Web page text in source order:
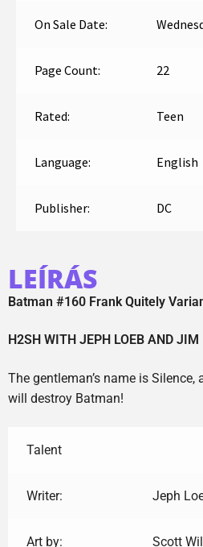
On Sale Date:
Page Count: 22
Rated: Teen
Language: English
Publisher: DC
LEÍRÁS
Batman #160 Frank Quitely
H2SH WITH JEPH LOEB AND JIM
The gentleman’s name is
will destroy Batman!
Talent
Writer: Jeph
Art by: Scott